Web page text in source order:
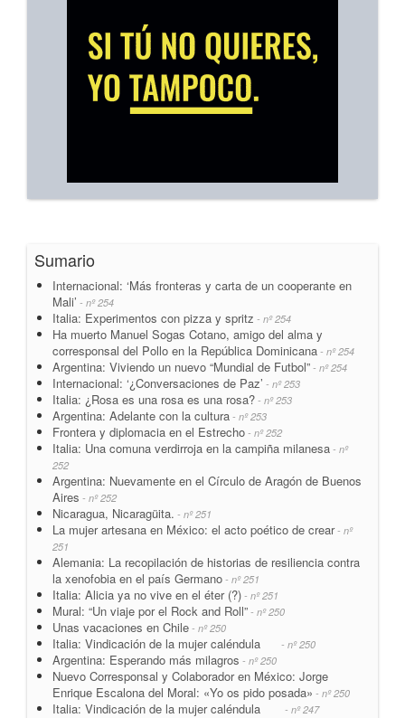
Sumario
Internacional: ‘Más fronteras y carta de un cooperante en
Mali’ - nº 254
Italia: Experimentos con pizza y spritz - nº 254
Ha muerto Manuel Sogas Cotano, amigo del alma y
corresponsal del Pollo en la República Dominicana - nº 254
Argentina: Viviendo un nuevo “Mundial de Futbol” - nº 254
Internacional: ‘¿Conversaciones de Paz’ - nº 253
Italia: ¿Rosa es una rosa es una rosa? - nº 253
Argentina: Adelante con la cultura - nº 253
Frontera y diplomacia en el Estrecho - nº 252
Italia: Una comuna verdirroja en la campiña milanesa - nº
252
Argentina: Nuevamente en el Círculo de Aragón de Buenos
Aires - nº 252
Nicaragua, Nicaragüita. - nº 251
La mujer artesana en México: el acto poético de crear- nº
251
Alemania: La recopilación de historias de resiliencia contra
la xenofobia en el país Germano - nº 251
Italia: Alicia ya no vive en el éter (?) - nº 251
Mural: “Un viaje por el Rock and Roll” - nº 250
Unas vacaciones en Chile - nº 250
Italia: Vindicación de la mujer caléndula - nº 250
Argentina: Esperando más milagros - nº 250
Nuevo Corresponsal y Colaborador en México: Jorge
Enrique Escalona del Moral: «Yo os pido posada» - nº 250
Italia: Vindicación de la mujer caléndula - nº 247